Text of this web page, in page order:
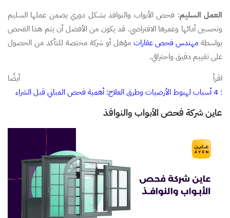
العمل السليم: فحص الأبواب والنوافذ بشكل دوري يضمن عملها السليم
وتحسين أدائها وعمرها الافتراضي. قد يكون من الأفضل أن يتم هذا الفحص
بواسطة مهندس فحص عقارات مؤهل أو شركة مختصة للتأكد من الحصول
على تقييم دقيق واحترافي.
اقرأ أيضًا
: 4 أسباب لهبوط الأرضيات وطرق العلاج: أهمية فحص المباني قبل الشراء
عاين شركة فحص الأبواب والنوافذ